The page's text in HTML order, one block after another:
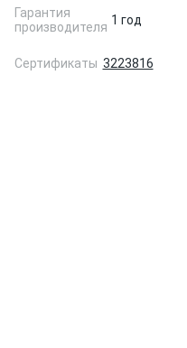
Гарантия
производителя 1 год
Сертификаты 3223816